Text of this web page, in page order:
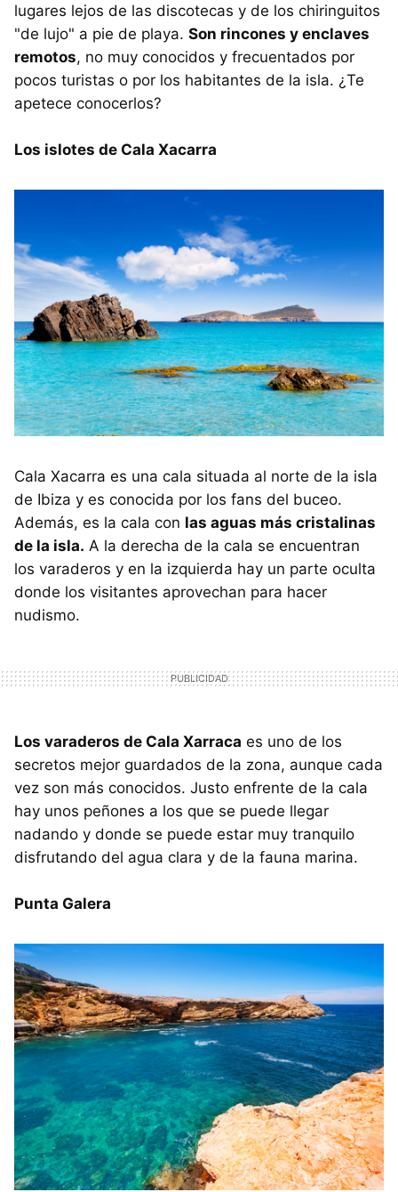
lugares lejos de las discotecas y de los chiringuitos
"de lujo" a pie de playa. Son rincones y enclaves
remotos, no muy conocidos y frecuentados por
pocos turistas o por los habitantes de la isla. ¿Te
apetece conocerlos?
Los islotes de Cala Xacarra
Cala Xacarra es una cala situada al norte de la isla
de Ibiza y es conocida por los fans del buceo.
Además, es la cala con las aguas más cristalinas
de la isla. A la derecha de la cala se encuentran
los varaderos y en la izquierda hay un parte oculta
donde los visitantes aprovechan para hacer
nudismo.
Los varaderos de Cala Xarraca es uno de los
secretos mejor guardados de la zona, aunque cada
vez son más conocidos. Justo enfrente de la cala
hay unos peñones a los que se puede llegar
nadando y donde se puede estar muy tranquilo
disfrutando del agua clara y de la fauna marina.
Punta Galera